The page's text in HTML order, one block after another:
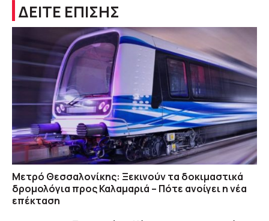
ΔΕΙΤΕ ΕΠΙΣΗΣ
Μετρό Θεσσαλονίκης: Ξεκινούν τα δοκιμαστικά
δρομολόγια προς Καλαμαριά – Πότε ανοίγει η νέα
επέκταση